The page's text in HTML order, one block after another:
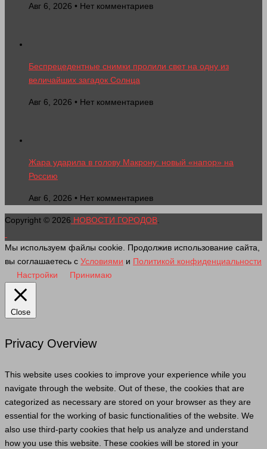
Авг 6, 2026 • Нет комментариев
Беспрецедентные снимки пролили свет на одну из
величайших загадок Солнца
Авг 6, 2026 • Нет комментариев
Жара ударила в голову Макрону: новый «напор» на
Россию
Авг 6, 2026 • Нет комментариев
Copyright © 2026 НОВОСТИ ГОРОДОВ
Мы используем файлы cookie. Продолжив использование сайта,
вы соглашаетесь с Условиями и Политикой конфиденциальности
Настройки
Принимаю
Close
Privacy Overview
This website uses cookies to improve your experience while you
navigate through the website. Out of these, the cookies that are
categorized as necessary are stored on your browser as they are
essential for the working of basic functionalities of the website. We
also use third-party cookies that help us analyze and understand
how you use this website. These cookies will be stored in your